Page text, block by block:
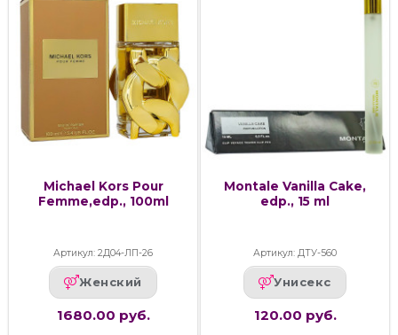
Michael Kors Pour
Femme,edp., 100ml
Артикул: 2Д04-ЛП-26
Женский
1680.00 руб.
Montale Vanilla Cake,
edp., 15 ml
Артикул: ДТУ-560
Унисекс
120.00 руб.